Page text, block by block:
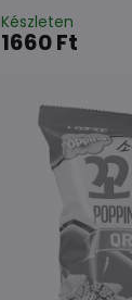
Készleten
1660 Ft